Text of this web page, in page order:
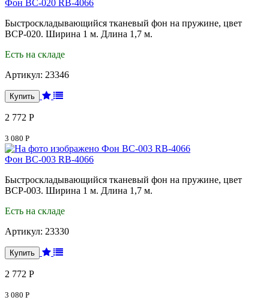
Фон BC-020 RB-4066
Быстроскладывающийся тканевый фон на пружине, цвет
BCP-020. Ширина 1 м. Длина 1,7 м.
Есть на складе
Артикул: 23346
2 772 Р
3 080 Р
Фон BC-003 RB-4066
Быстроскладывающийся тканевый фон на пружине, цвет
BCP-003. Ширина 1 м. Длина 1,7 м.
Есть на складе
Артикул: 23330
2 772 Р
3 080 Р